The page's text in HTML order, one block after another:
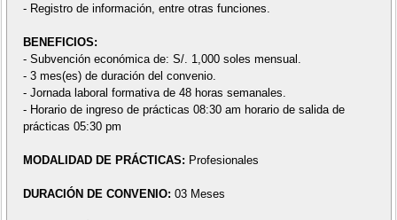
- Registro de información, entre otras funciones.
BENEFICIOS:
- Subvención económica de: S/. 1,000 soles mensual.
- 3 mes(es) de duración del convenio.
- Jornada laboral formativa de 48 horas semanales.
- Horario de ingreso de prácticas 08:30 am horario de salida de
prácticas 05:30 pm
MODALIDAD DE PRÁCTICAS: Profesionales
DURACIÓN DE CONVENIO: 03 Meses